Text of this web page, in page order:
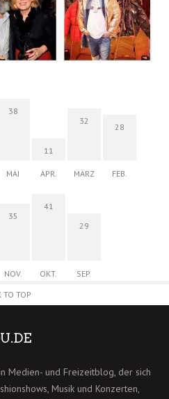
38
MAI
11
APR.
32
MÄRZ
28
FEB.
35
NOV.
41
OKT.
29
SEP.
TO TOP
Medien- und Freizeitblog, der sich
Musik und Konzerten,